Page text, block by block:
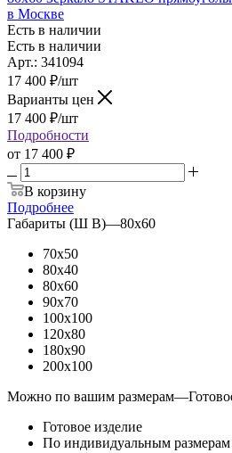
в Москве
Есть в наличии
Есть в наличии
Арт.: 341094
17 400 ₽/шт
Варианты цен
17 400 ₽/шт
Подробности
от 17 400 ₽
В корзину
Подробнее
Габариты (Ш В)—80x60
70x50
80x40
80x60
90x70
100x100
120x80
180x90
200x100
Можно по вашим размерам—
Готовое изделие
По индивидуальным размерам